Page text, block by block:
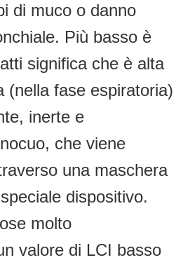
di muco o danno
Più basso è
significa che è alta
(nella fase espiratoria)
inerte e
che viene
una maschera
dispositivo.
molto
valore di LCI basso